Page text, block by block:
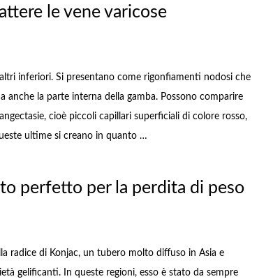
le vene varicose
inferiori. Si presentano come rigonfiamenti nodosi che
anche la parte interna della gamba. Possono comparire
cioè piccoli capillari superficiali di colore rosso,
ultime si creano in quanto …
perfetto per la perdita di peso
radice di Konjac, un tubero molto diffuso in Asia e
gelificanti. In queste regioni, esso è stato da sempre